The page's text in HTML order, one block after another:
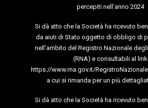
percepiti nell’anno 2024
Si dà atto che la Società ha ricevuto
da aiuti di Stato oggetto di obbligo di
nell’ambito del Registro Nazionale
(RNA) e consultabili al link
https://www.rna.gov.it/
a cui si rimanda per un più
Si dà atto che la Società ha ricevuto